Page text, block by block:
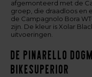
afgemonteerd met de
groep, die draadloos en
de Campagnolo Bora
zijn. De kleur is Xolar
uitvoeringen.
De Pinarello
BikeSuperior